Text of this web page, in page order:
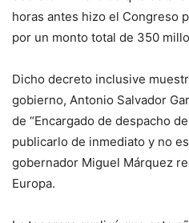
horas antes hizo el Congreso
por un monto total de 350
Dicho decreto inclusive
gobierno, Antonio Salvador
de “Encargado de despacho
publicarlo de inmediato y no
gobernador Miguel Márquez
Europa.